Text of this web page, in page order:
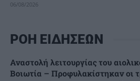
06/08/2026
ΡΟΗ ΕΙΔΗΣΕΩΝ
Αναστολή λειτουργίας του
Βοιωτία – Προφυλακίστηκαν οι